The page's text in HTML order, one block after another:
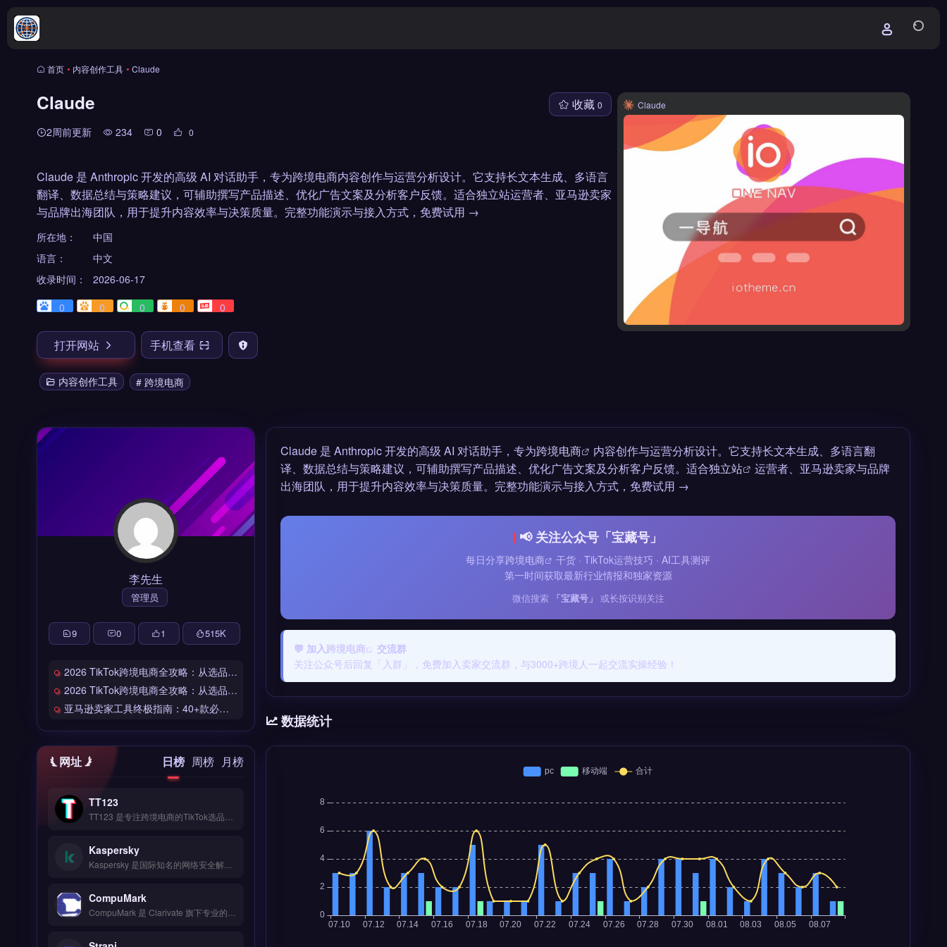
首页 • 内容创作工具 • Claude
Claude
2周前更新 234 0 0
收藏 0
Claude 是 Anthropic 开发的高级 AI 对话助手，专为跨境电商内容创作与运营分析设计。它支持长文本生成、多语言
翻译、数据总结与策略建议，可辅助撰写产品描述、优化广告文案及分析客户反馈。适合独立站运营者、亚马逊卖家
与品牌出海团队，用于提升内容效率与决策质量。完整功能演示与接入方式，免费试用 →
所在地：
中国
语言：
中文
收录时间：
2026-06-17
0
0 0 0 0
打开网站 手机查看
内容创作工具 # 跨境电商
Claude
Claude 是 Anthropic 开发的高级 AI 对话助手，专为跨境电商
内容创作与运营分析设计。它支持长文本生成、多语言翻
译、数据总结与策略建议，可辅助撰写产品描述、优化广告文案及分析客户反馈。适合独立站
运营者、亚马逊卖家与品牌
出海团队，用于提升内容效率与决策质量。完整功能演示与接入方式，免费试用 →
📢 关注公众号「宝藏号」
每日分享跨境电商
干货 · TikTok运营技巧 · AI工具测评
第一时间获取最新行业情报和独家资源
微信搜索 「宝藏号」 或长按识别关注
💬 加入跨境电商
交流群
关注公众号后回复「入群」，免费加入卖家交流群，与3000+跨境人一起交流实操经验！
数据统计
李先生
管理员
9 0 1 515K
2026 TikTok跨境电商全攻略：从选品到爆单的完整工具链
2026 TikTok跨境电商全攻略：从选品到爆单的完整工具链
亚马逊卖家工具终极指南：40+款必备工具全链路解析
网址 日榜 周榜 月榜
TT123
Kaspersky
CompuMark